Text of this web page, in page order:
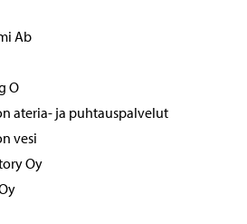
Ab
O
ateria- ja puhtauspalvelut
vesi
Oy